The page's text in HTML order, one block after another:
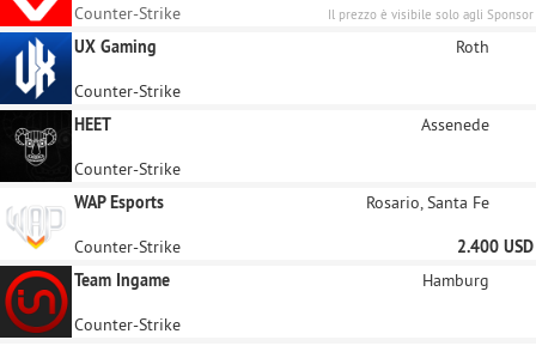
Counter-Strike
Il prezzo è visibile solo agli Sponsor
registrati
UX Gaming Roth
Counter-Strike
HEET
Assenede
Counter-Strike
WAP Esports
Rosario, Santa Fe
Counter-Strike
2.400 USD
Team Ingame
Hamburg
Counter-Strike